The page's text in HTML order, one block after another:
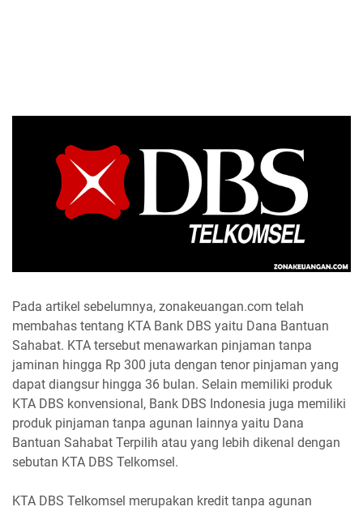
Pada artikel sebelumnya, zonakeuangan.com telah
membahas tentang KTA Bank DBS yaitu Dana Bantuan
Sahabat. KTA tersebut menawarkan pinjaman tanpa
jaminan hingga Rp 300 juta dengan tenor pinjaman yang
dapat diangsur hingga 36 bulan. Selain memiliki produk
KTA DBS konvensional, Bank DBS Indonesia juga memiliki
produk pinjaman tanpa agunan lainnya yaitu Dana
Bantuan Sahabat Terpilih atau yang lebih dikenal dengan
sebutan KTA DBS Telkomsel.
KTA DBS Telkomsel merupakan kredit tanpa agunan